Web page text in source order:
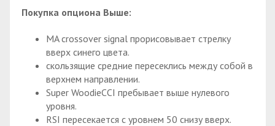
Покупка опциона Выше:
MA crossover signal прорисовывает стрелку
вверх синего цвета.
скользящие средние пересеклись между собой в
верхнем направлении.
Super WoodieCCI пребывает выше нулевого
уровня.
RSI пересекается с уровнем 50 снизу вверх.